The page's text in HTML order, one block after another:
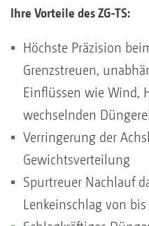
Ihre Vorteile des ZG-TS:
Höchste Präzision
Grenzstreuen,
Einflüssen wie Wind,
wechselnden
Verringerung der
Gewichtsverteilung
Spurtreuer Nachlauf
Lenkeinschlag von bis